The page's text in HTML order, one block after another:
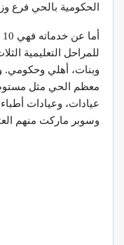
الحكومية بالحي فرع
للمراحل التعليمية
وبنات، أهلي وحكومي.
وسوبر ماركت منهم